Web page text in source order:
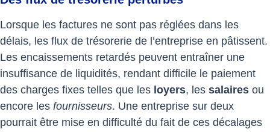
Lorsque les factures ne sont pas réglées dans les
délais, les flux de trésorerie de l’entreprise en pâtissent.
Les encaissements retardés peuvent entraîner une
insuffisance de liquidités, rendant difficile le paiement
des charges fixes telles que les loyers, les salaires ou
encore les fournisseurs. Une entreprise sur deux
pourrait être mise en difficulté du fait de ces décalages